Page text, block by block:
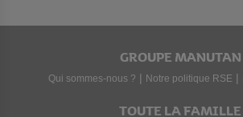
GROUPE MANUTAN
Qui sommes-nous ? | Notre politique RSE |
TOUTE LA FAMILLE